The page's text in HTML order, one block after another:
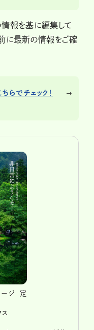
情報を基に編集して
に最新の情報をご確
らでチェック！
ジ 定
ス